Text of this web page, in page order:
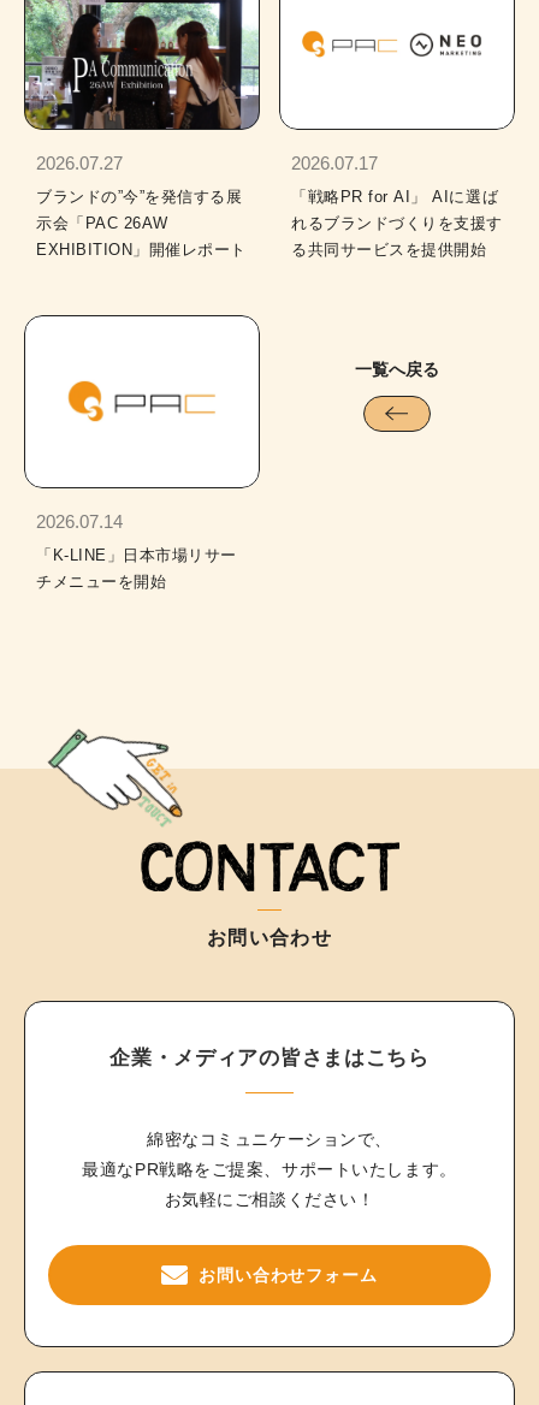
2026.07.27
ブランドの”今”を発信する展
示会「PAC 26AW
EXHIBITION」開催レポート
2026.07.17
「戦略PR for AI」 AIに選ば
れるブランドづくりを支援す
る共同サービスを提供開始
2026.07.14
「K-LINE」日本市場リサー
チメニューを開始
一覧へ戻る
お問い合わせ
企業・メディアの皆さまはこちら
綿密なコミュニケーションで、
最適なPR戦略をご提案、サポートいたします。
お気軽にご相談ください！
お問い合わせフォーム